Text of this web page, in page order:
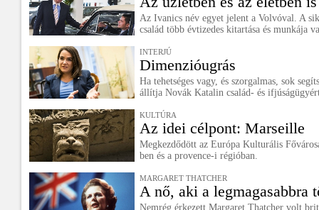
Az Ivanics név egyet jelent a Volvóval. A
család több évtizedes kitartása és munkája
INTERJÚ
Dimenzióugrás
Ha tehetséges vagy, és szorgalmas, sok
állítja Novák Katalin család- és
KULTÚRA
Az idei célpont: Marseille
Megkezdődött az Európa Kulturális
ben és a provence-i régióban.
MARGARET THATCHER
A nő, aki a legmagasabbra
Nemrég érkezett Margaret Thatcher volt